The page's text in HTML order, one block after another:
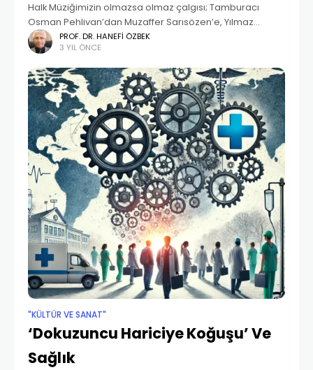
Halk Müziğimizin olmazsa olmaz çalgısı; Tamburacı
Osman Pehlivan’dan Muzaffer Sarısözen’e, Yılmaz
İpek’ten Neşet Ertaş’a, Arif Sağ’dan Çetin Akdeniz’e kadar
hepsi de birbirinden kıymetli dünya çapında icracıları
olan sazımız. İsmi şimdilerde
PROF. DR. HANEFI ÖZBEK
3 YIL ÖNCE
"KÜLTÜR VE SANAT"
‘Dokuzuncu Hariciye Koğuşu’ Ve
Sağlık